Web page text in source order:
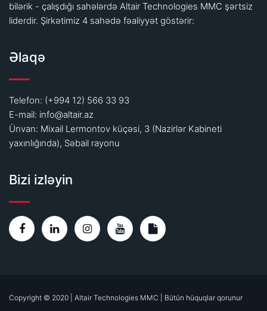
bilərik - çalışdığı sahələrdə Altair Technologies MMC şərtsiz
liderdir. Şirkətimiz 4 sahədə fəaliyyət göstərir:
Əlaqə
Telefon: (+994 12) 566 33 93
E-mail: info@altair.az
Ünvan: Mixail Lermontov küçəsi, 3 (Nazirlər Kabineti
yaxınlığında), Səbail rayonu
Bizi izləyin
Copyright © 2020 | Altair Technologies MMC | Bütün hüquqlar qorunur